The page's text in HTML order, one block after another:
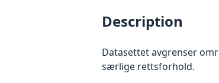
Description
Datasettet avgrenser
særlige rettsforhold.